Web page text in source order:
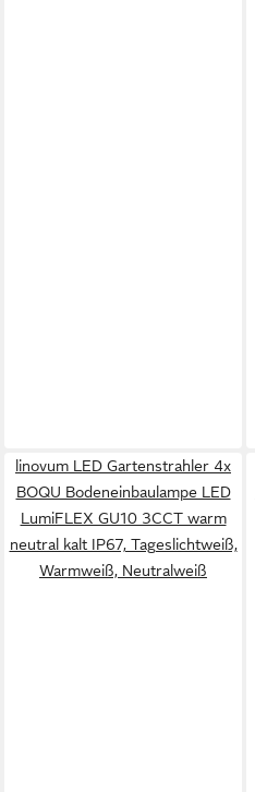
linovum LED Gartenstrahler 4x
BOQU Bodeneinbaulampe LED
LumiFLEX GU10 3CCT warm
neutral kalt IP67, Tageslichtweiß,
Warmweiß, Neutralweiß